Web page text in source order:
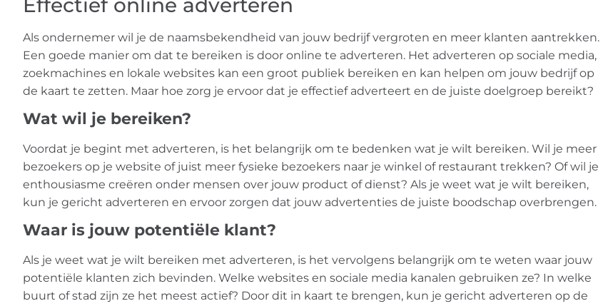
Als ondernemer wil je de naamsbekendheid van jouw bedrijf vergroten en meer klanten aantrekken.
Een goede manier om dat te bereiken is door online te adverteren. Het adverteren op sociale media,
zoekmachines en lokale websites kan een groot publiek bereiken en kan helpen om jouw bedrijf op
de kaart te zetten. Maar hoe zorg je ervoor dat je effectief adverteert en de juiste doelgroep bereikt?
Wat wil je bereiken?
Voordat je begint met adverteren, is het belangrijk om te bedenken wat je wilt bereiken. Wil je meer
bezoekers op je website of juist meer fysieke bezoekers naar je winkel of restaurant trekken? Of wil je
enthousiasme creëren onder mensen over jouw product of dienst? Als je weet wat je wilt bereiken,
kun je gericht adverteren en ervoor zorgen dat jouw advertenties de juiste boodschap overbrengen.
Waar is jouw potentiële klant?
Als je weet wat je wilt bereiken met adverteren, is het vervolgens belangrijk om te weten waar jouw
potentiële klanten zich bevinden. Welke websites en sociale media kanalen gebruiken ze? In welke
buurt of stad zijn ze het meest actief? Door dit in kaart te brengen, kun je gericht adverteren op de